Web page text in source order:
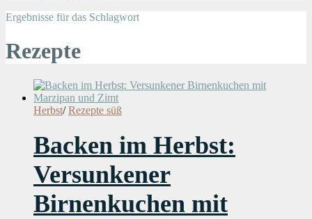
Ergebnisse für das Schlagwort
Rezepte
Herbst/ Rezepte süß
Backen im Herbst:
Versunkener
Birnenkuchen mit